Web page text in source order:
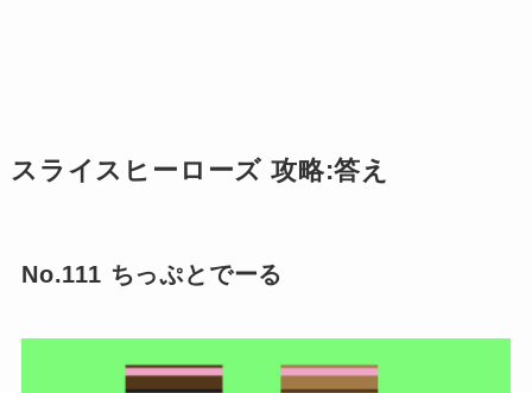
スライスヒーローズ 攻略:答え
No.111 ちっぷとでーる